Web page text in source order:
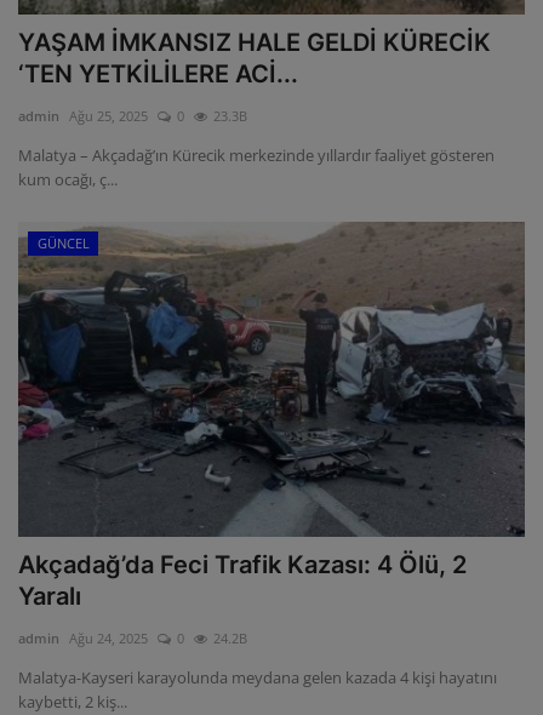
YAŞAM İMKANSIZ HALE GELDİ KÜRECİK
‘TEN YETKİLİLERE ACİ...
admin Ağu 25, 2025 0 23.3B
Malatya – Akçadağ’ın Kürecik merkezinde yıllardır faaliyet gösteren
kum ocağı, ç...
GÜNCEL
Akçadağ’da Feci Trafik Kazası: 4 Ölü, 2
Yaralı
admin Ağu 24, 2025 0 24.2B
Malatya-Kayseri karayolunda meydana gelen kazada 4 kişi hayatını
kaybetti, 2 kiş...